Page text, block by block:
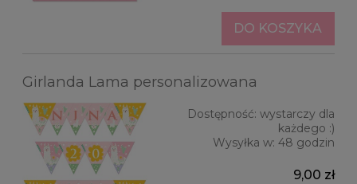
DO KOSZYKA
Girlanda Lama personalizowana
Dostępność: wystarczy dla
każdego :)
Wysyłka w: 48 godzin
9,00 zł